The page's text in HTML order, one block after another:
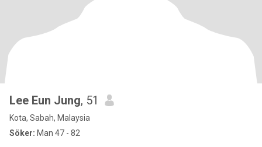
Lee Eun Jung, 51
Kota, Sabah, Malaysia
Söker: Man 47 - 82